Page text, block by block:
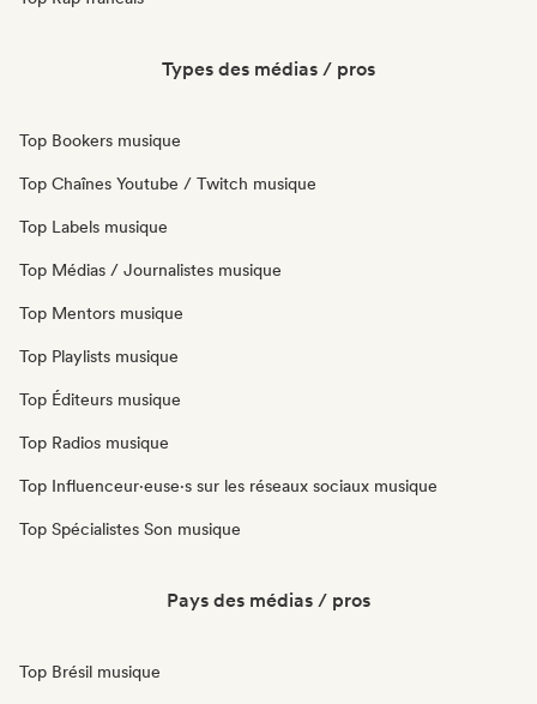
Types des médias / pros
Top Bookers musique
Top Chaînes Youtube / Twitch musique
Top Labels musique
Top Médias / Journalistes musique
Top Mentors musique
Top Playlists musique
Top Éditeurs musique
Top Radios musique
Top Influenceur·euse·s sur les réseaux sociaux musique
Top Spécialistes Son musique
Pays des médias / pros
Top Brésil musique